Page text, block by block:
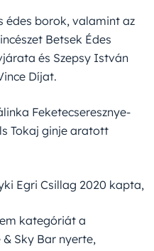
édes borok, valamint az
Betsek Édes
és Szepsy István
Díjat.
Feketecseresznye-
Tokaj ginje aratott
Egri Csillag 2020 kapta,
kategóriát a
Sky Bar nyerte,